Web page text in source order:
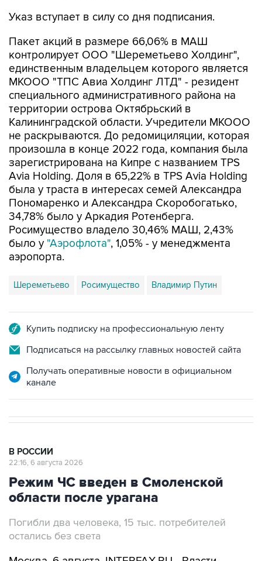
Указ вступает в силу со дня подписания.
Пакет акций в размере 66,06% в МАШ
контролирует ООО "Шереметьево Холдинг",
единственным владельцем которого является
МКООО "ТПС Авиа Холдинг ЛТД" - резидент
специального административного района на
территории острова Октябрьский в
Калининградской области. Учредители МКООО
не раскрываются. До редомициляции, которая
произошла в конце 2022 года, компания была
зарегистрирована на Кипре с названием TPS
Avia Holding. Доля в 65,22% в TPS Avia Holding
была у траста в интересах семей Александра
Пономаренко и Александра Скоробогатько,
34,78% было у Аркадия Ротенберга.
Росимущество владело 30,46% МАШ, 2,43%
было у "Аэрофлота", 1,05% - у менеджмента
аэропорта.
Шереметьево Росимущество Владимир Путин
Купить подписку на профессиональную ленту
Подписаться на рассылку главных новостей сайта
Получать оперативные новости в официальном
канале
В РОССИИ
22:16, 6 августа 2026
Режим ЧС введен в Смоленской
области после урагана
Погибли два человека, 15 тыс. потребителей
остались без света